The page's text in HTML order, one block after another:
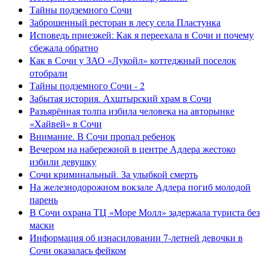
Тайны подземного Сочи
Заброшенный ресторан в лесу села Пластунка
Исповедь приезжей: Как я переехала в Сочи и почему
сбежала обратно
Как в Сочи у ЗАО «Лукойл» коттеджный поселок
отобрали
Тайны подземного Сочи - 2
Забытая история. Ахштырский храм в Сочи
Разъярённая толпа избила человека на авторынке
«Хайвей» в Сочи
Внимание. В Сочи пропал ребенок
Вечером на набережной в центре Адлера жестоко
избили девушку
Сочи криминальный. За улыбкой смерть
На железнодорожном вокзале Адлера погиб молодой
парень
В Сочи охрана ТЦ «Море Молл» задержала туриста без
маски
Информация об изнасиловании 7-летней девочки в
Сочи оказалась фейком